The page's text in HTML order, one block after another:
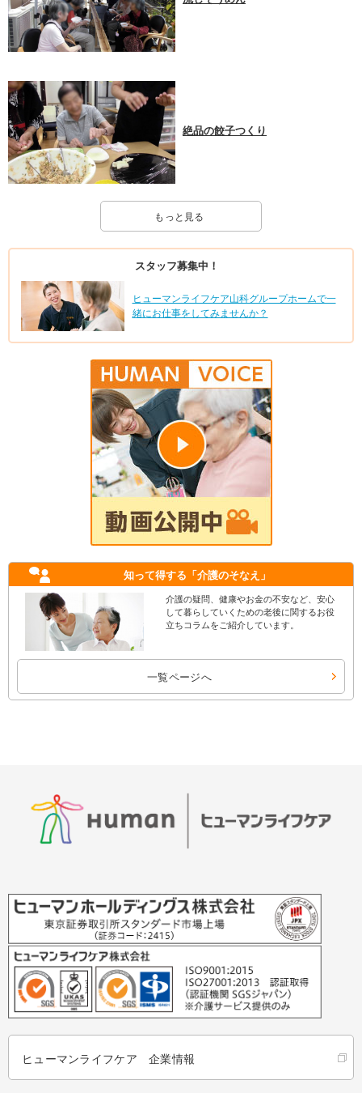
絶品の餃子つくり
もっと見る
スタッフ募集中！
ヒューマンライフケア山科グループホームで一
緒にお仕事をしてみませんか？
知って得する 「介護のそなえ」
介護の疑問、健康やお金の不安など、安心
して暮らしていくための老後に関するお役
立ちコラムをご紹介しています。
一覧ページへ
ヒューマンライフケア 企業情報